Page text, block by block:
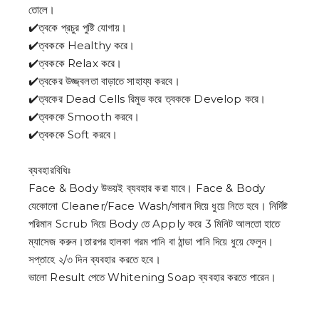
তোলে।
✔️ত্বকে প্রচুর পুষ্টি যোগায়।
✔️ত্বককে Healthy করে।
✔️ত্বককে Relax করে।
✔️ত্বকের উজ্জ্বলতা বাড়াতে সাহায্য করবে।
✔️ত্বকের Dead Cells রিমুভ করে ত্বককে Develop করে।
✔️ত্বককে Smooth করবে।
✔️ত্বককে Soft করবে।
ব্যবহারবিধিঃ
Face & Body উভয়ই ব্যবহার করা যাবে। Face & Body
যেকোনো Cleaner/Face Wash/সাবান দিয়ে ধুয়ে নিতে হবে। নির্দিষ্ট
পরিমান Scrub নিয়ে Body তে Apply করে 3 মিনিট আলতো হাতে
ম্যাসেজ করুন।তারপর হালকা গরম পানি বা ঠান্ডা পানি দিয়ে ধুয়ে ফেলুন।
সপ্তাহে ২/৩ দিন ব্যবহার করতে হবে।
ভালো Result পেতে Whitening Soap ব্যবহার করতে পারেন।